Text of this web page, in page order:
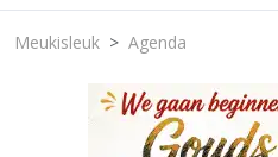
Meukisleuk Agenda